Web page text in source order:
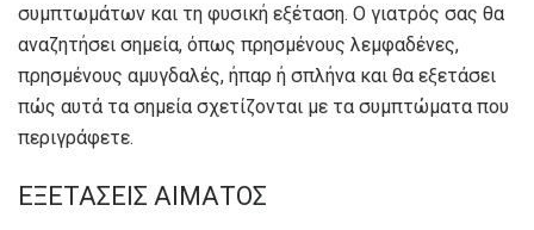
συμπτωμάτων και τη φυσική εξέταση. Ο γιατρός σας θα
αναζητήσει σημεία, όπως πρησμένους λεμφαδένες,
πρησμένους αμυγδαλές, ήπαρ ή σπλήνα και θα εξετάσει
πώς αυτά τα σημεία σχετίζονται με τα συμπτώματα που
περιγράφετε.
ΕΞΕΤΑΣΕΙΣ ΑΙΜΑΤΟΣ